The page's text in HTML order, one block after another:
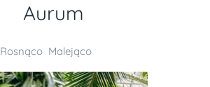
Aurum
Rosnąco Malejąco